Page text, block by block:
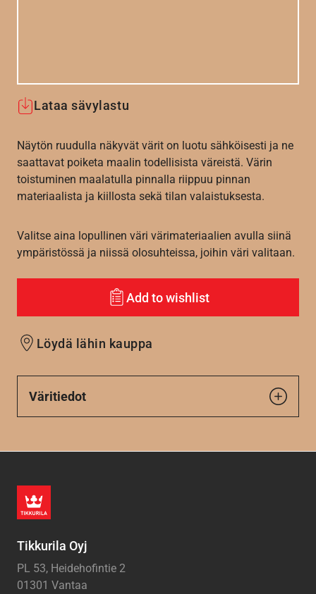
Lataa sävylastu
Näytön ruudulla näkyvät värit on luotu sähköisesti ja ne
saattavat poiketa maalin todellisista väreistä. Värin
toistuminen maalatulla pinnalla riippuu pinnan
materiaalista ja kiillosta sekä tilan valaistuksesta.
Valitse aina lopullinen väri värimateriaalien avulla siinä
ympäristössä ja niissä olosuhteissa, joihin väri valitaan.
Add to wishlist
Löydä lähin kauppa
Väritiedot
Tikkurila Oyj
PL 53, Heidehofintie 2
01301 Vantaa